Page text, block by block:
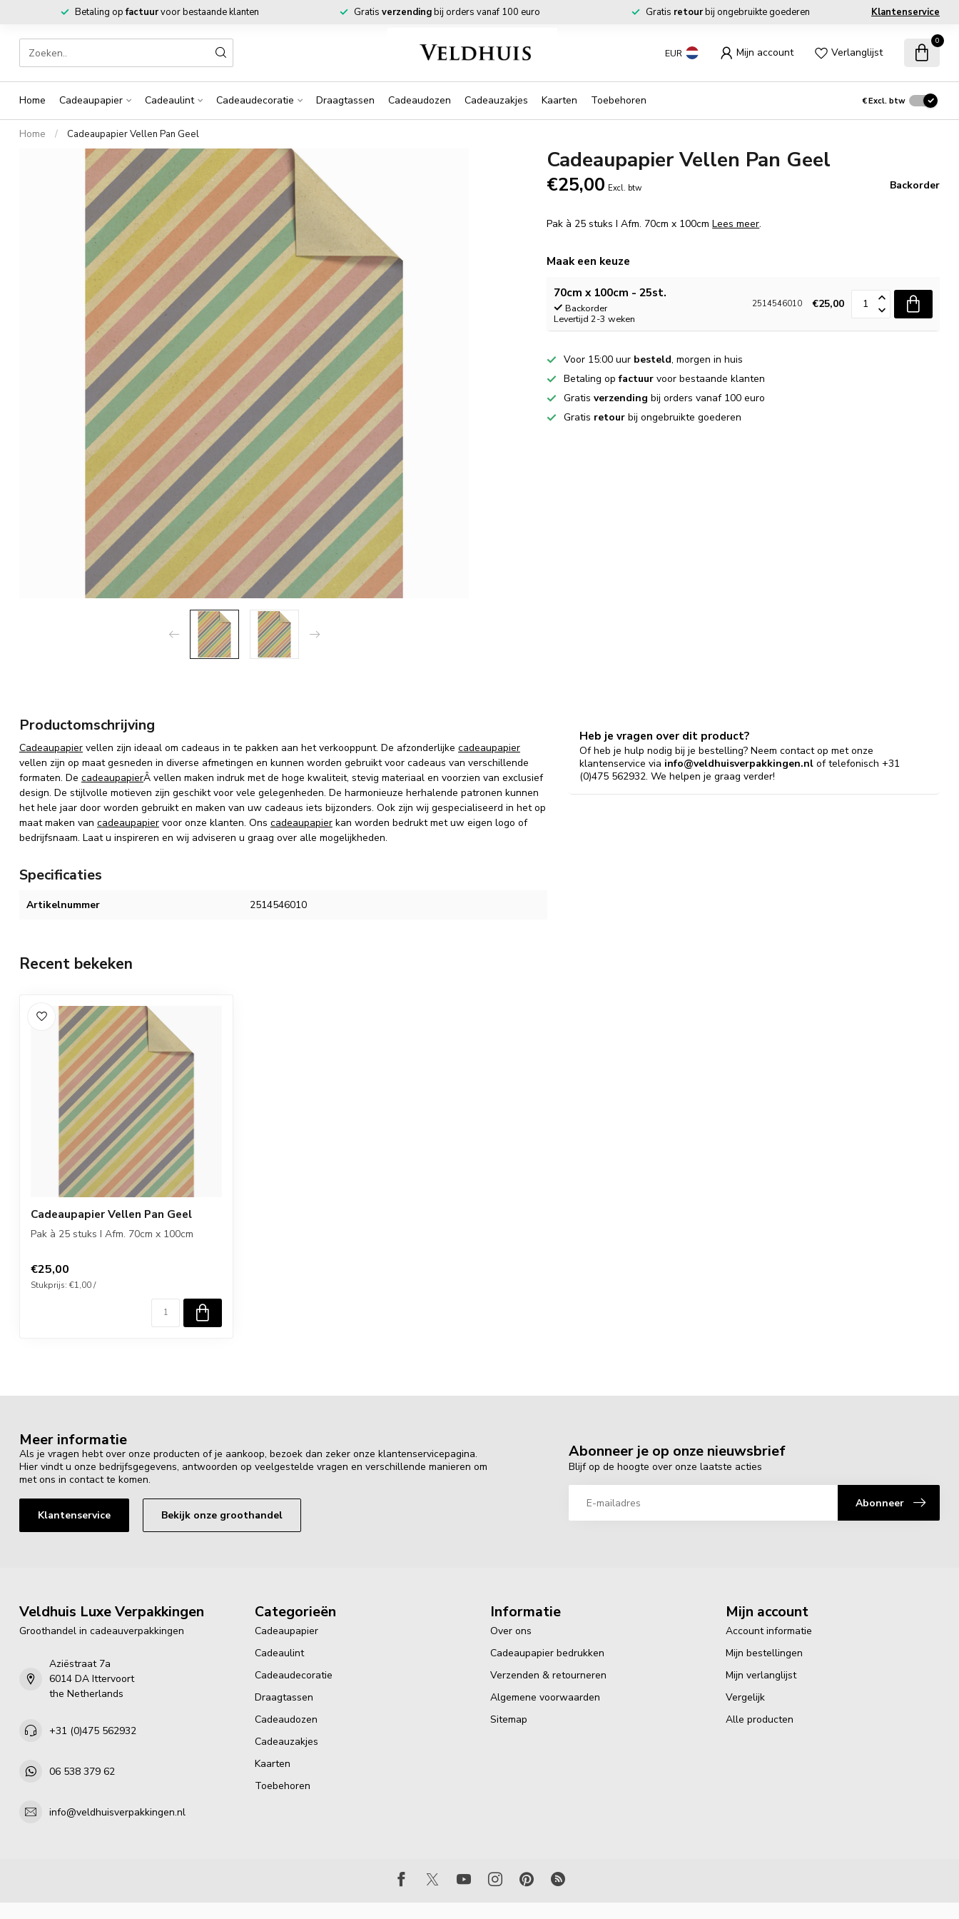
Betaling opfactuurvoor bestaande klanten Gratis verzendingbij orders vanaf 100 euro Gratis retourbij ongebruikte goederen Klantenservice
EUR Mijn account Verlanglijst
0
Home Cadeaupapier Cadeaulint Cadeaudecoratie Draagtassen Cadeaudozen Cadeauzakjes Kaarten Toebehoren €Excl. btw
Home / Cadeaupapier Vellen Pan Geel
Cadeaupapier Vellen Pan Geel
€25,00 Excl. btw Backorder
Pak à 25 stuks I Afm. 70cm x 100cmLees meer.
Maak een keuze
70cm x 100cm - 25st.
Backorder
Levertijd 2-3 weken
2514546010 €25,00
Voor 15:00 uur besteld, morgen in huis
Betaling opfactuur voor bestaande klanten
Gratisverzending bij orders vanaf 100 euro
Gratis retour bij ongebruikte goederen
Productomschrijving
Cadeaupapier vellen zijn ideaal om cadeaus in te pakken aan het verkooppunt. De afzonderlijke cadeaupapier
vellen zijn op maat gesneden in diverse afmetingen en kunnen worden gebruikt voor cadeaus van verschillende
formaten. De cadeaupapierÂ vellen maken indruk met de hoge kwaliteit, stevig materiaal en voorzien van exclusief
design. De stijlvolle motieven zijn geschikt voor vele gelegenheden. De harmonieuze herhalende patronen kunnen
het hele jaar door worden gebruikt en maken van uw cadeaus iets bijzonders. Ook zijn wij gespecialiseerd in het op
maat maken van cadeaupapier voor onze klanten. Ons cadeaupapier kan worden bedrukt met uw eigen logo of
bedrijfsnaam. Laat u inspireren en wij adviseren u graag over alle mogelijkheden.
Specificaties
Artikelnummer 2514546010
Heb je vragen over dit product?
Of heb je hulp nodig bij je bestelling? Neem contact op met onze
klantenservice via info@veldhuisverpakkingen.nl of telefonisch +31
(0)475 562932. We helpen je graag verder!
Recent bekeken
Cadeaupapier Vellen Pan Geel
Pak à 25 stuks I Afm. 70cm x 100cm
€25,00
Stukprijs: €1,00 /
Meer informatie
Als je vragen hebt over onze producten of je aankoop, bezoek dan zeker onze klantenservicepagina.
Hier vindt u onze bedrijfsgegevens, antwoorden op veelgestelde vragen en verschillende manieren om
met ons in contact te komen.
Klantenservice Bekijk onze groothandel
Abonneer je op onze nieuwsbrief
Blijf op de hoogte over onze laatste acties
Abonneer
Veldhuis Luxe Verpakkingen
Groothandel in cadeauverpakkingen
Aziëstraat 7a
6014 DA Ittervoort
the Netherlands
+31 (0)475 562932
06 538 379 62
info@veldhuisverpakkingen.nl
Categorieën
Cadeaupapier
Cadeaulint
Cadeaudecoratie
Draagtassen
Cadeaudozen
Cadeauzakjes
Kaarten
Toebehoren
Informatie
Over ons
Cadeaupapier bedrukken
Verzenden & retourneren
Algemene voorwaarden
Sitemap
Mijn account
Account informatie
Mijn bestellingen
Mijn verlanglijst
Vergelijk
Alle producten